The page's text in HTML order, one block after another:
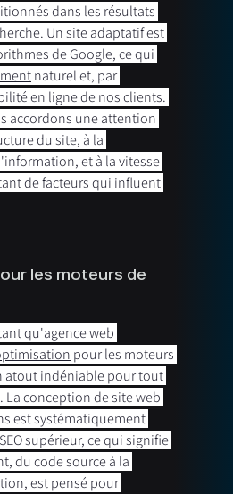
dans les résultats
Un site adaptatif est
de Google, ce qui
naturel et, par
en ligne de nos clients.
accordons une attention
du site, à la
et à la vitesse
de facteurs qui influent
les moteurs de
qu'agence web
pour les moteurs
atout indéniable pour tout
La conception de site web
est systématiquement
supérieur, ce qui signifie
du code source à la
est pensé pour